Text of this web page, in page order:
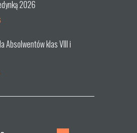
2026
Absolwentów klas VIII i